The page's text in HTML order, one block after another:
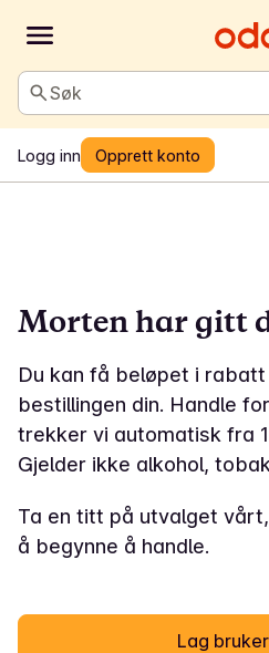
Søk
Logg inn Opprett konto
Morten har gitt
Du kan få beløpet i
bestillingen din. Handle
trekker vi automatisk fra
Gjelder ikke alkohol,
Ta en titt på utvalget
å begynne å handle.
Lag